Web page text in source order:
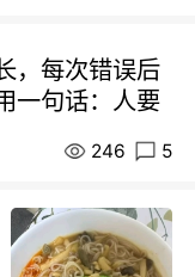
，每次错误后
一句话：人要
246 5